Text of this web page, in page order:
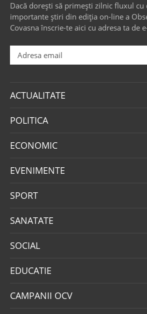
Dacă dorești să primești zilnic fluxul cu
importante știri din ediția on-line a
Covasna înscrie-te aici cu adresa ta de
ACTUALITATE
POLITICA
ECONOMIC
EVENIMENTE
SPORT
SANATATE
SOCIAL
EDUCATIE
CAMPANII OCV